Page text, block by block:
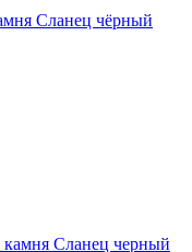
Сланец чёрный